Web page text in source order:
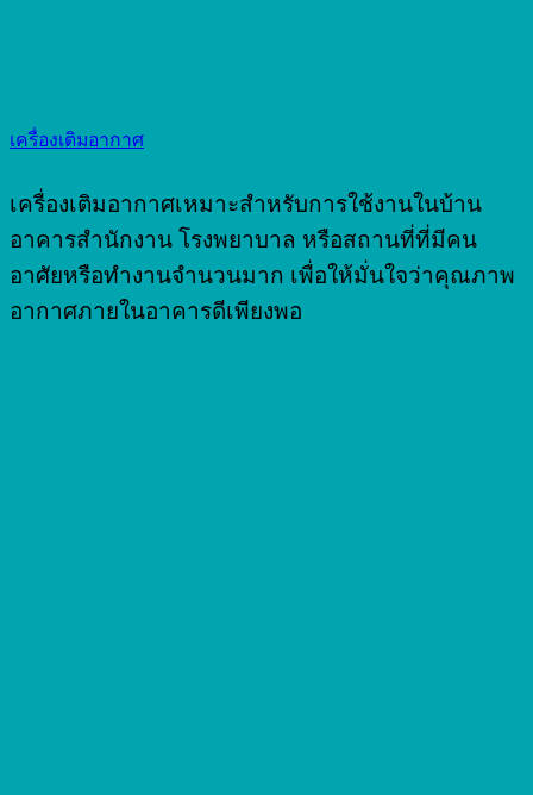
เครื่องเติมอากาศ
เครื่องเติมอากาศเหมาะสำหรับการใช้งานในบ้าน
อาคารสำนักงาน โรงพยาบาล หรือสถานที่ที่มีคน
อาศัยหรือทำงานจำนวนมาก เพื่อให้มั่นใจว่าคุณภาพ
อากาศภายในอาคารดีเพียงพอ